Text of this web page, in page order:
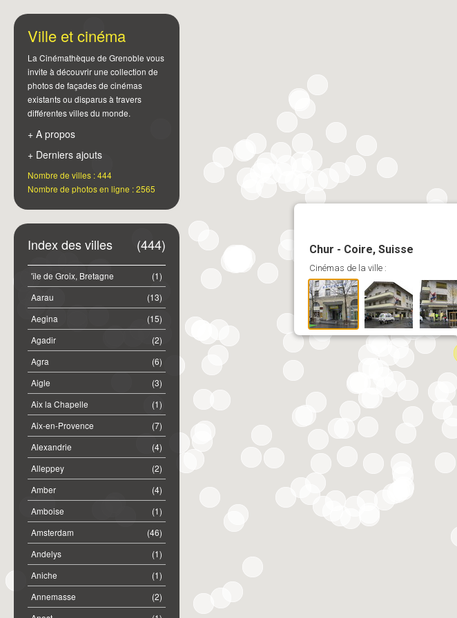
Chur - Coire, Suisse
Cinémas de la ville :
Ville et cinéma
La Cinémathèque de Grenoble vous
invite à découvrir une collection de
photos de façades de cinémas
existants ou disparus à travers
différentes villes du monde.
+ A propos
+ Derniers ajouts
Nombre de villes : 444
Nombre de photos en ligne : 2565
(444)
Index des villes
(1)
'île de Groix, Bretagne
(13)
Aarau
(15)
Aegina
(2)
Agadir
(6)
Agra
(3)
Aigle
(1)
Aix la Chapelle
(7)
Aix-en-Provence
(4)
Alexandrie
(2)
Alleppey
(4)
Amber
(1)
Amboise
(46)
Amsterdam
(1)
Andelys
(1)
Aniche
(2)
Annemasse